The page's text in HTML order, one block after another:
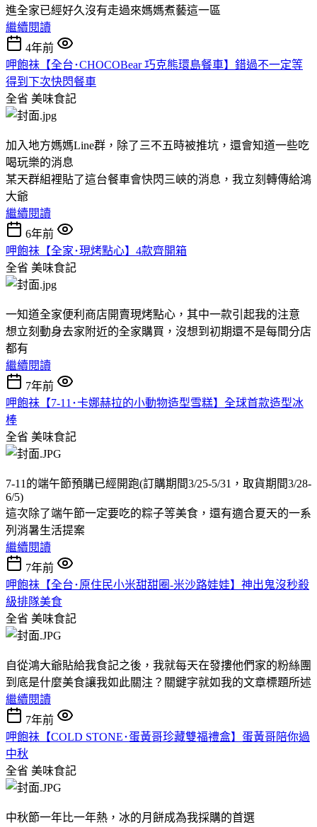
進全家已經好久沒有走過來媽媽煮藝這一區
繼續閱讀
4年前
呷飽祙【全台･CHOCOBear 巧克熊環島餐車】錯過不一定等
得到下次快閃餐車
全省 美味食記
加入地方媽媽Line群，除了三不五時被推坑，還會知道一些吃
喝玩樂的消息
某天群組裡貼了這台餐車會快閃三峽的消息，我立刻轉傳給鴻
大爺
繼續閱讀
6年前
呷飽祙【全家･現烤點心】4款齊開箱
全省 美味食記
一知道全家便利商店開賣現烤點心，其中一款引起我的注意
想立刻動身去家附近的全家購買，沒想到初期還不是每間分店
都有
繼續閱讀
7年前
呷飽祙【7-11･卡娜赫拉的小動物造型雪糕】全球首款造型冰
棒
全省 美味食記
7-11的端午節預購已經開跑(訂購期間3/25-5/31，取貨期間3/28-
6/5)
這次除了端午節一定要吃的粽子等美食，還有適合夏天的一系
列消暑生活提案
繼續閱讀
7年前
呷飽祙【全台･原住民小米甜甜圈-米沙路娃娃】神出鬼沒秒殺
級排隊美食
全省 美味食記
自從鴻大爺貼給我食記之後，我就每天在發摟他們家的粉絲團
到底是什麼美食讓我如此關注？關鍵字就如我的文章標題所述
繼續閱讀
7年前
呷飽祙【COLD STONE･蛋黃哥珍藏雙福禮盒】蛋黃哥陪你過
中秋
全省 美味食記
中秋節一年比一年熱，冰的月餅成為我採購的首選